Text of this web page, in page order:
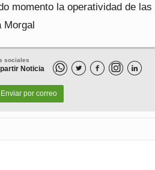
momento la operatividad de las
Morgal
sociales
Noticia   
Enviar por correo